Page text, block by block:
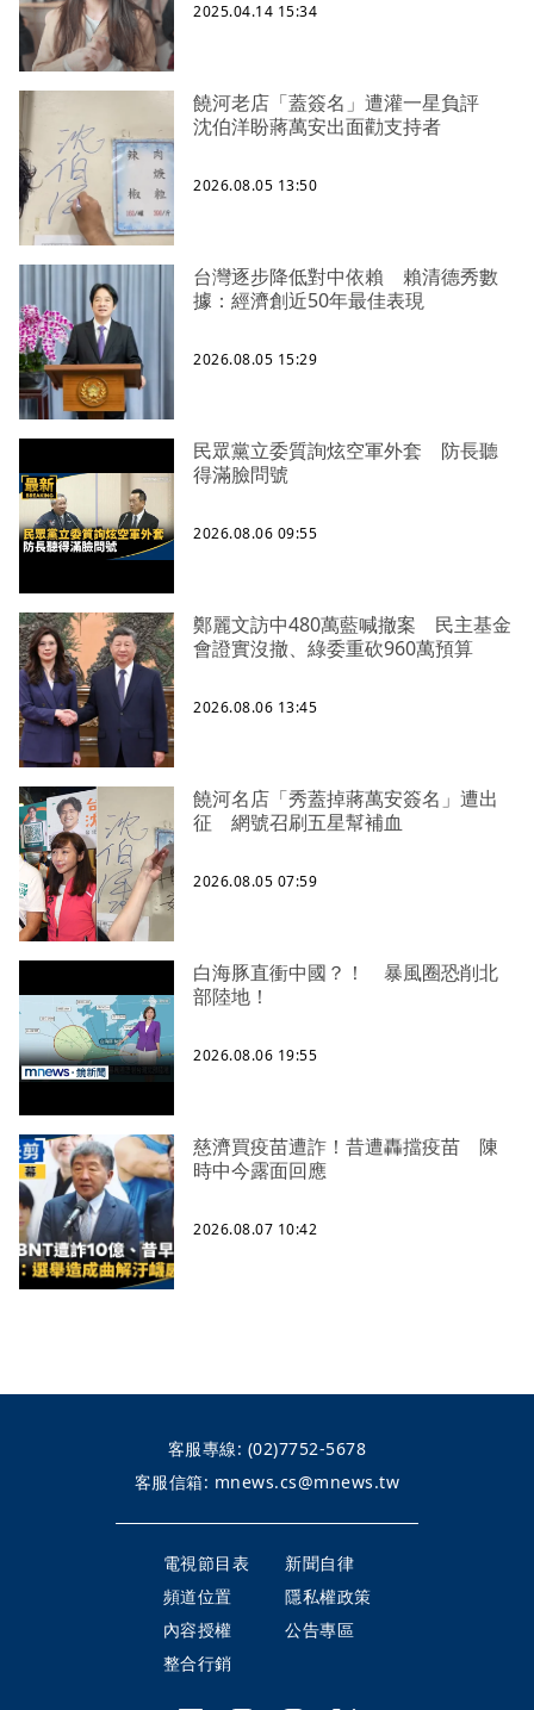
2025.04.14 15:34
饒河老店「蓋簽名」遭灌一星負評
沈伯洋盼蔣萬安出面勸支持者
2026.08.05 13:50
台灣逐步降低對中依賴 賴清德秀數
據：經濟創近50年最佳表現
2026.08.05 15:29
民眾黨立委質詢炫空軍外套 防長聽
得滿臉問號
2026.08.06 09:55
鄭麗文訪中480萬藍喊撤案 民主基金
會證實沒撤、綠委重砍960萬預算
2026.08.06 13:45
饒河名店「秀蓋掉蔣萬安簽名」遭出
征 網號召刷五星幫補血
2026.08.05 07:59
白海豚直衝中國？！ 暴風圈恐削北
部陸地！
2026.08.06 19:55
慈濟買疫苗遭詐！昔遭轟擋疫苗 陳
時中今露面回應
2026.08.07 10:42
客服專線: (02)7752-5678
客服信箱: mnews.cs@mnews.tw
電視節目表
新聞自律
頻道位置
隱私權政策
內容授權
公告專區
整合行銷